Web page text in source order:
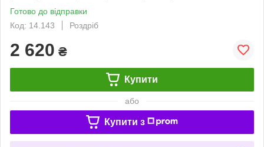
Готово до відправки
Код: 14.143
Роздріб
2 620 ₴
Купити
або
Купити з